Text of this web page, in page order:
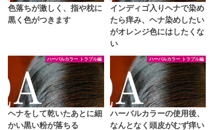
色落ちが激しく、指や枕に
黒く色がつきます
インディゴ入りヘナで染め
たら痒み、ヘナ染めしたい
がオレンジ色にはしたくな
い
ハーバルカラー トラブル編
ヘナをして乾いたあとに細
かい黒い粉が落ちる
ハーバルカラー トラブル編
ハーバルカラーの使用後、
なんとなく頭皮がむず痒い